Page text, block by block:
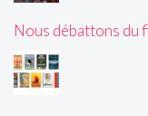
Nous débattons du